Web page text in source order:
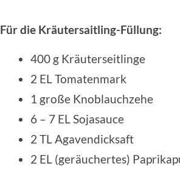
Für die Kräutersaitling-Füllung:
400 g Kräuterseitlinge
2 EL Tomatenmark
1 große Knoblauchzehe
6 – 7 EL Sojasauce
2 TL Agavendicksaft
2 EL (geräuchertes)